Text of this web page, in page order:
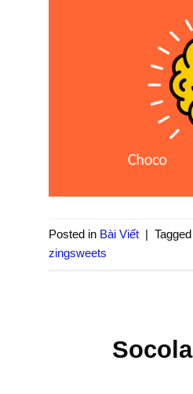
Posted in Bài Viết | Tagged
zingsweets